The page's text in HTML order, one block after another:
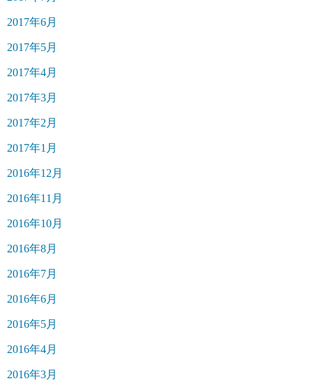
2017年6月
2017年5月
2017年4月
2017年3月
2017年2月
2017年1月
2016年12月
2016年11月
2016年10月
2016年8月
2016年7月
2016年6月
2016年5月
2016年4月
2016年3月